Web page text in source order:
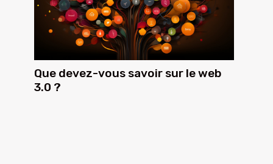
Que devez-vous savoir sur le web
3.0 ?